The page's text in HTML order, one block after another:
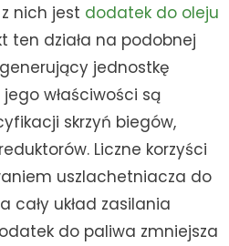
nich jest dodatek do oleju
ten działa na podobnej
jednostkę
właściwości są
skrzyń biegów,
Liczne korzyści
uszlachetniacza do
cały układ zasilania
do paliwa zmniejsza